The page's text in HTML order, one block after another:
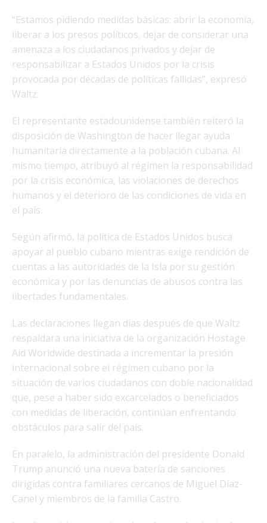
“Estamos pidiendo medidas básicas: abrir la economía,
liberar a los presos políticos, dejar de considerar una
amenaza a los ciudadanos privados y dejar de
responsabilizar a Estados Unidos por la crisis
provocada por décadas de políticas fallidas”, expresó
Waltz.
El representante estadounidense también reiteró la
disposición de Washington de hacer llegar ayuda
humanitaria directamente a la población cubana. Al
mismo tiempo, atribuyó al régimen la responsabilidad
por la crisis económica, las violaciones de derechos
humanos y el deterioro de las condiciones de vida en
el país.
Según afirmó, la política de Estados Unidos busca
apoyar al pueblo cubano mientras exige rendición de
cuentas a las autoridades de la Isla por su gestión
económica y por las denuncias de abusos contra las
libertades fundamentales.
Las declaraciones llegan días después de que Waltz
respaldara una iniciativa de la organización Hostage
Aid Worldwide destinada a incrementar la presión
internacional sobre el régimen cubano por la
situación de varios ciudadanos con doble nacionalidad
que, pese a haber sido excarcelados o beneficiados
con medidas de liberación, continúan enfrentando
obstáculos para salir del país.
En paralelo, la administración del presidente Donald
Trump anunció una nueva batería de sanciones
dirigidas contra familiares cercanos de Miguel Díaz-
Canel y miembros de la familia Castro.